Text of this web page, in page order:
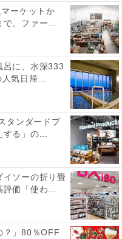
ーケットか
で。ファー...
呂に、水深333
人気日帰...
タンダードプ
する」の...
イソーの折り畳
評価「使わ...
？」80％OFF